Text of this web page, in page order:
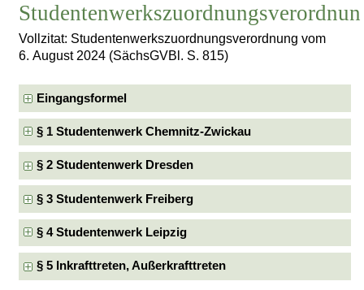
Vollzitat: Studentenwerkszuordnungsverordnung vom
6. August 2024 (SächsGVBl. S. 815)
Eingangsformel
§ 1 Studentenwerk Chemnitz-Zwickau
§ 2 Studentenwerk Dresden
§ 3 Studentenwerk Freiberg
§ 4 Studentenwerk Leipzig
§ 5 Inkrafttreten, Außerkrafttreten